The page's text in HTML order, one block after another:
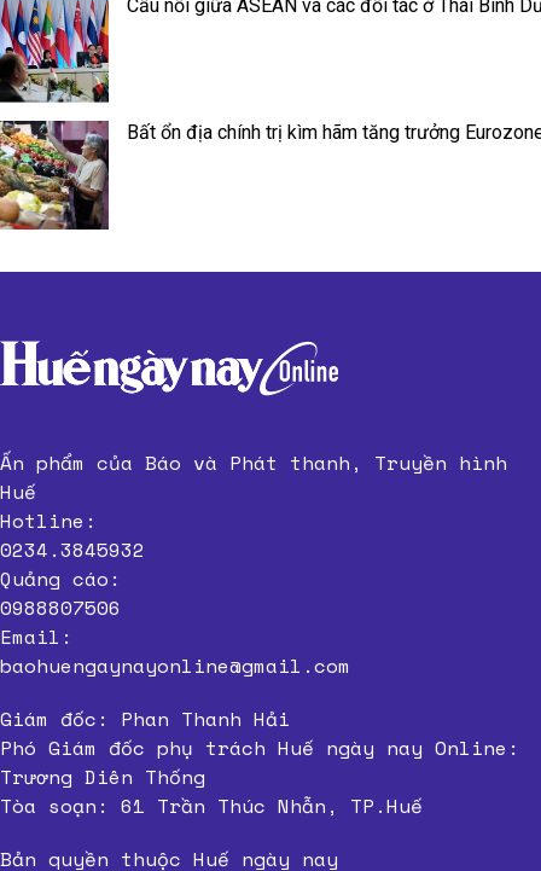
Cầu nối giữa ASEAN và các đối tác ở Thái Bình
Bất ổn địa chính trị kìm hãm tăng trưởng
Ấn phẩm của Báo và Phát thanh, Truyền hình
Huế
Hotline:
0234.3845932
Quảng cáo:
0988807506
Email:
baohuengaynayonline@gmail.com
Giám đốc: Phan Thanh Hải
Phó Giám đốc phụ trách Huế ngày nay Online:
Trương Diên Thống
Tòa soạn: 61 Trần Thúc Nhẫn, TP.Huế
Bản quyền thuộc Huế ngày nay